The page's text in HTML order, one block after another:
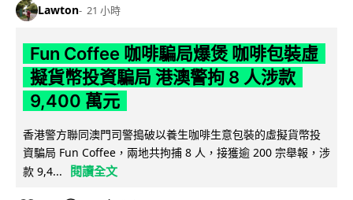
Lawton 21 小時
Fun Coffee 咖啡騙局爆煲 咖啡包裝虛
擬貨幣投資騙局 港澳警拘 8 人涉款
9,400 萬元
香港警方聯同澳門司警搗破以養生咖啡生意包裝的虛擬貨幣投
資騙局 Fun Coffee，兩地共拘捕 8 人，接獲逾 200 宗舉報，涉
款 9,4...
閱讀全文